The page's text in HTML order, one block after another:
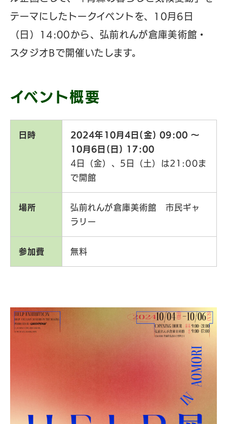
テーマにしたトークイベントを、10月6日
（日）14:00から、弘前れんが倉庫美術館・
スタジオBで開催いたします。
イベント概要
日時
2024年10月4日(金) 09:00 〜
10月6日(日) 17:00
4日（金）、5日（土）は21:00ま
で開館
場所
弘前れんが倉庫美術館 市民ギャ
ラリー
参加費 無料